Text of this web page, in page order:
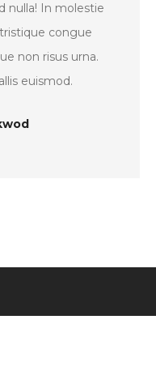
nulla! In molestie
congue
non risus urna.
euismod.